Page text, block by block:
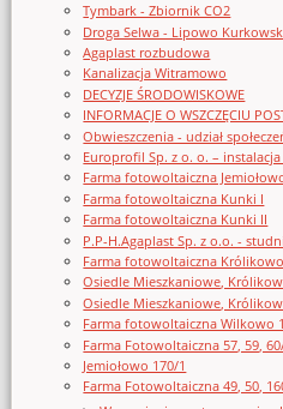
Tymbark - Zbiornik CO2
Droga Selwa - Lipowo
Agaplast rozbudowa
Kanalizacja Witramowo
DECYZJE ŚRODOWISKOWE
INFORMACJE O WSZCZĘCIU
Obwieszczenia - udział
Europrofil Sp. z o. o. –
Farma fotowoltaiczna
Farma fotowoltaiczna Kunki I
Farma fotowoltaiczna Kunki II
P.P-H.Agaplast Sp. z o.o. -
Farma fotowoltaiczna Królikowo
Osiedle Mieszkaniowe,
Osiedle Mieszkaniowe,
Farma fotowoltaiczna Wilkowo
Farma Fotowoltaiczna 57, 59,
Jemiołowo 170/1
Farma Fotowoltaiczna 49, 50,